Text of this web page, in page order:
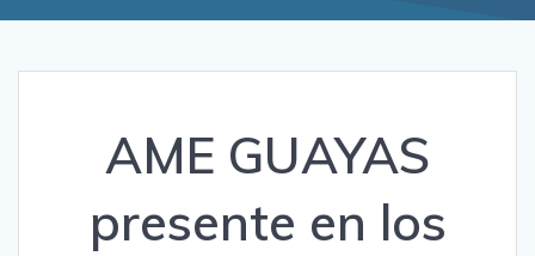
AME GUAYAS
presente en los